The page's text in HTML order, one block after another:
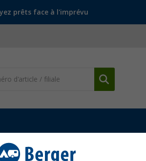
prêts face à l'imprévu
aspect bois 115 x 70 cm Dukdalf Stabilic